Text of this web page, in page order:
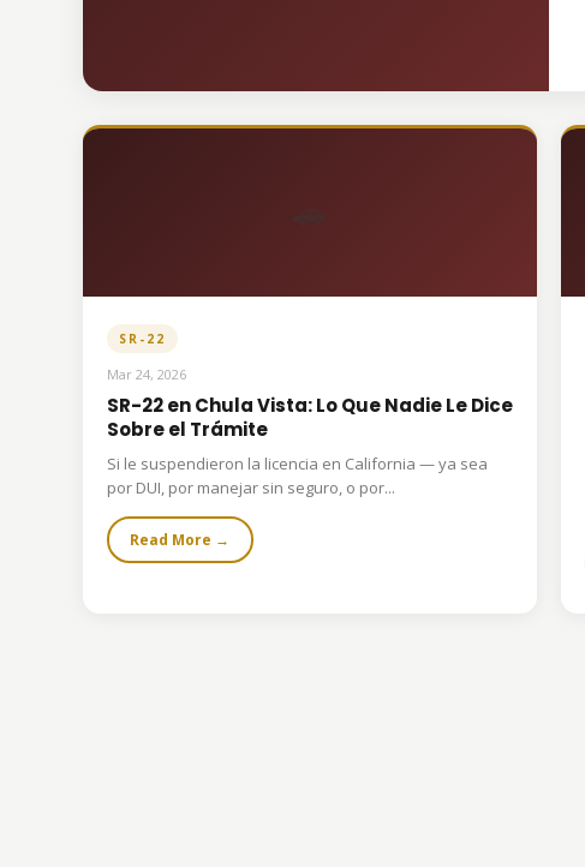
SR-22
Mar 24, 2026
SR-22 en Chula Vista: Lo Que Nadie Le Dice
Sobre el Trámite
Si le suspendieron la licencia en California — ya sea
por DUI, por manejar sin seguro, o por...
Read More →